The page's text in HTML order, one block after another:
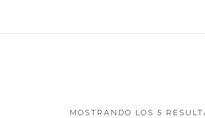
MOSTRANDO LOS 5